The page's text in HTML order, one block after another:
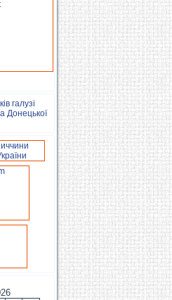
галузі
Донецької